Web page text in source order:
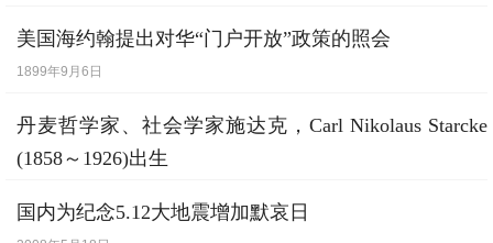
美国海约翰提出对华“门户开放”政策的照会
1899年9月6日
丹麦哲学家、社会学家施达克，Carl Nikolaus Starcke
(1858～1926)出生
国内为纪念5.12大地震增加默哀日